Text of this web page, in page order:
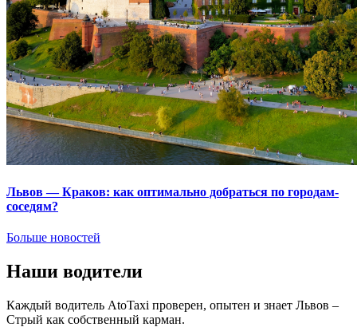
Львов — Краков: как оптимально добраться по городам-
соседям?
Больше новостей
Наши водители
Каждый водитель AtoTaxi проверен, опытен и знает Львов –
Стрый как собственный карман.